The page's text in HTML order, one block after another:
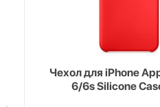
Чехол для iPhone
6/6s Silicone